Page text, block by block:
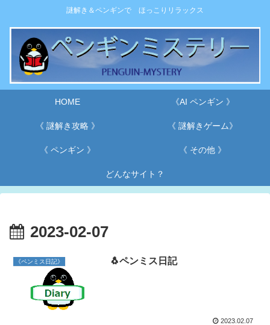
謎解き＆ペンギンで ほっこりリラックス
HOME 《AI ペンギン 》
《 謎解き攻略 》 《 謎解きゲーム》
《 ペンギン 》 《 その他 》
どんなサイト？
2023-02-07
《ペンミス日記》 🐧ペンミス日記
2023.02.07